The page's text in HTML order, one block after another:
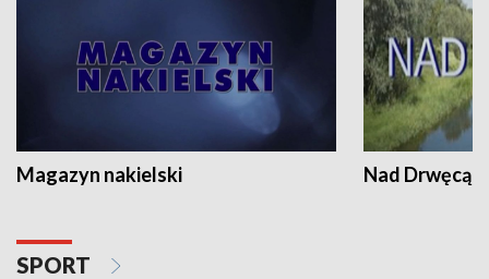
Magazyn nakielski Nad Drwęcą
SPORT